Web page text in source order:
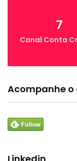
7
Canal Conta
Acompanhe o